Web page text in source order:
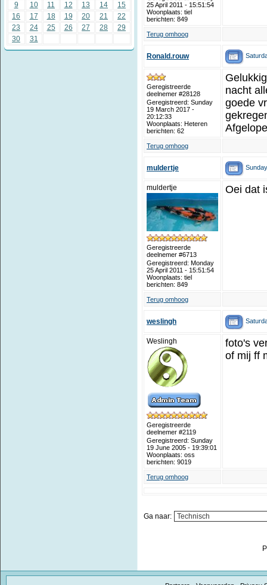
9 10 11 12 13 14
15
16
17 18 19 20 21
22
23
24 25 26 27 28
29
30
31
25 April 2011 - 15:51:54
Woonplaats: tiel
berichten: 849
Terug omhoog
Ronald.rouw
Geregistreerde
deelnemer #28128
Geregistreerd: Sunday
19 March 2017 -
20:12:33
Woonplaats: Heteren
berichten: 62
nacht
goede
Terug omhoog
muldertje
muldertje
Geregistreerde
deelnemer #6713
Geregistreerd: Monday
25 April 2011 - 15:51:54
Woonplaats: tiel
berichten: 849
Oei dat
Terug omhoog
weslingh
Weslingh
Geregistreerde
deelnemer #2119
Geregistreerd: Sunday
19 June 2005 - 19:39:01
Woonplaats: oss
berichten: 9019
foto's
of mij ff
Terug omhoog
Ga naar: